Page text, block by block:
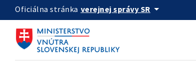
Preskocit na hlavný obsah
Oficiálna stránka verejnej správy SR arrow_drop_down